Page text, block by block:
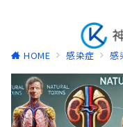
HOME 感染症 感